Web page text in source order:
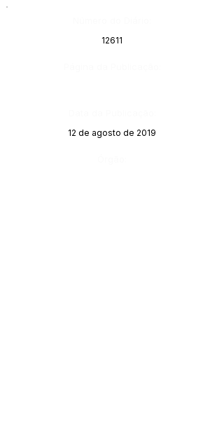
12611
12 de agosto de 2019